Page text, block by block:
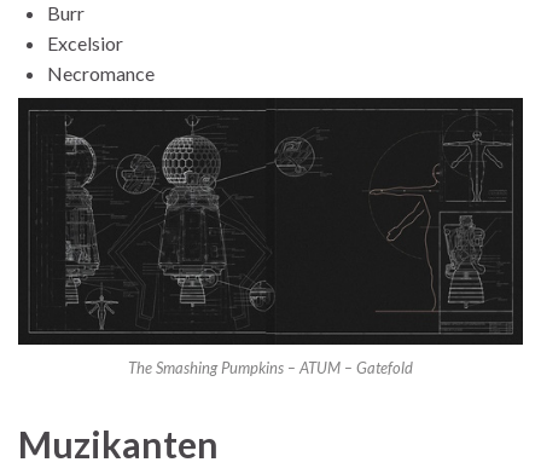
Burr
Excelsior
Necromance
The Smashing Pumpkins – ATUM – Gatefold
Muzikanten